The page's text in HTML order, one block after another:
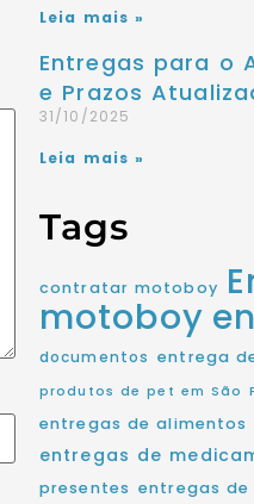
Leia mais »
Entregas para o
e Prazos
31/10/2025
Leia mais »
Tags
contratar motoboy
motoboy
documentos entrega
produtos de pet em São
entregas de alimentos
entregas de
presentes entregas